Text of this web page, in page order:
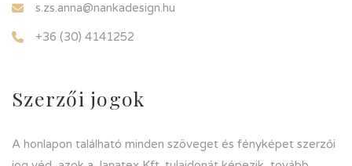
s.zs.anna@nankadesign.hu
+36 (30) 4141252
Szerzői jogok
A honlapon található minden szöveget és fényképet szerzői